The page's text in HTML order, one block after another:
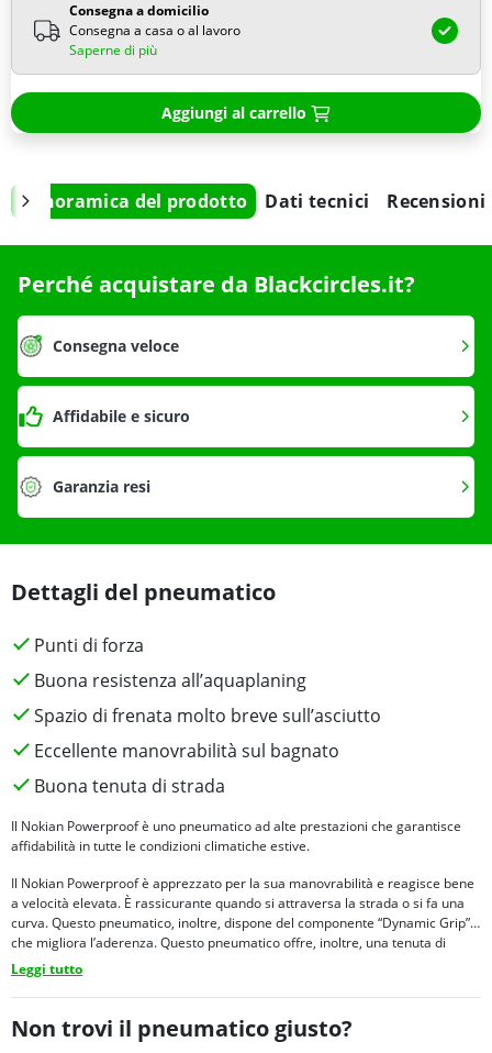
Consegna a domicilio
Consegna a casa o al lavoro
Saperne di più
Aggiungi al carrello
Panoramica del prodotto Dati tecnici Recensioni
Perché acquistare da Blackcircles.it?
Consegna veloce
Affidabile e sicuro
Garanzia resi
Dettagli del pneumatico
Punti di forza
Buona resistenza all’aquaplaning
Spazio di frenata molto breve sull’asciutto
Eccellente manovrabilità sul bagnato
Buona tenuta di strada
Il Nokian Powerproof è uno pneumatico ad alte prestazioni che garantisce
affidabilità in tutte le condizioni climatiche estive.
Il Nokian Powerproof è apprezzato per la sua manovrabilità e reagisce bene
a velocità elevata. È rassicurante quando si attraversa la strada o si fa una
curva. Questo pneumatico, inoltre, dispone del componente “Dynamic Grip”
che migliora l’aderenza. Questo pneumatico offre, inoltre, una tenuta di
strada ottimale sul bagnato grazie alla struttura a scanalature, che facilita
l’evacuazione dell’acqua. Adattato alle mutevoli condizioni climatiche,
mantiene un comportamento equilibrato sia in condizioni di pioggia che su
strade asciutte. Gli utenti di Nokian Powerproof sottolineano quindi i vantaggi
di un equipaggiamento progettato per le berline. La precisione di guida è un
Leggi tutto
Non trovi il pneumatico giusto?